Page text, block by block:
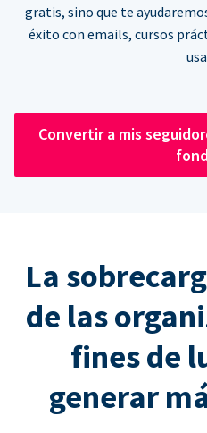
gratis, sino que te
éxito con emails, cursos
Convertir a mis
La
de las
fines de
generar